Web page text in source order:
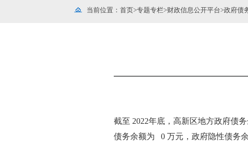
当前位置： 首页>专题专栏>财政信息公开平台>政府债
截至 2022年底，高新区地方政府债
债务余额为 0 万元，政府隐性债务余